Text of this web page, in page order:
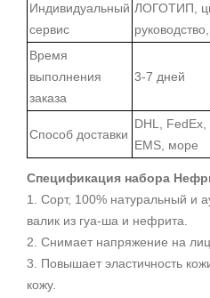
Индивидуальный
сервис
ЛОГОТИП,
Время
выполнения
заказа
3-7 дней
Способ доставки
DHL, FedEx,
EMS, море
Спецификация набора
1. Сорт, 100% натуральный и
валик из гуа-ша и нефрита.
2. Снимает напряжение на
3. Повышает эластичность
кожу.